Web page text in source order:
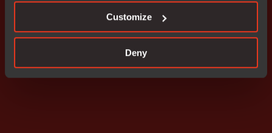
Customize
Deny
Prenumerera på IR nyheter